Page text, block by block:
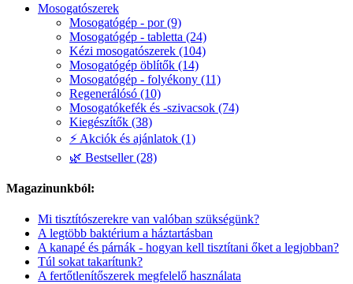
Mosogatószerek
Mosogatógép - por (9)
Mosogatógép - tabletta (24)
Kézi mosogatószerek (104)
Mosogatógép öblítők (14)
Mosogatógép - folyékony (11)
Regenerálósó (10)
Mosogatókefék és -szivacsok (74)
Kiegészítők (38)
⚡ Akciók és ajánlatok (1)
🌿 Bestseller (28)
Magazinunkból:
Mi tisztítószerekre van valóban szükségünk?
A legtöbb baktérium a háztartásban
A kanapé és párnák - hogyan kell tisztítani őket a legjobban?
Túl sokat takarítunk?
A fertőtlenítőszerek megfelelő használata